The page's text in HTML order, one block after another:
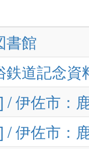
書館
鉄道記念資
/ 伊佐市：
/ 伊佐市：